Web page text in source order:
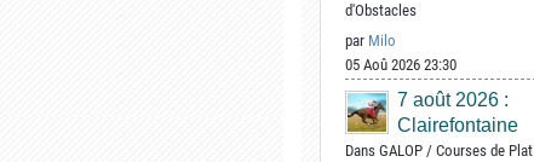
d'Obstacles
par Milo
05 Aoû 2026 23:30
7 août 2026 :
Clairefontaine
Dans GALOP / Courses de Plat